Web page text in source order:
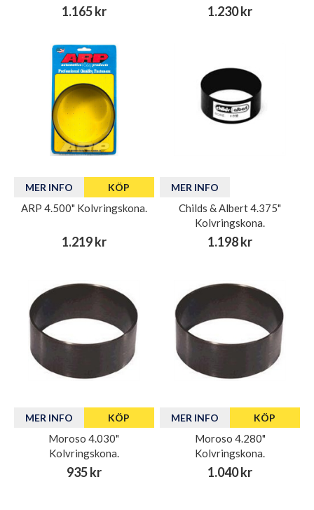
1.165 kr 1.230 kr
MER INFO KÖP
ARP 4.500" Kolvringskona.
1.219 kr
MER INFO
Childs & Albert 4.375"
Kolvringskona.
1.198 kr
MER INFO KÖP
Moroso 4.030"
Kolvringskona.
935 kr
MER INFO KÖP
Moroso 4.280"
Kolvringskona.
1.040 kr